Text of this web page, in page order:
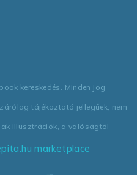
kereskedés. Minden jog
tájékoztató jellegűek, nem
illusztrációk, a valóságtól
marketplace